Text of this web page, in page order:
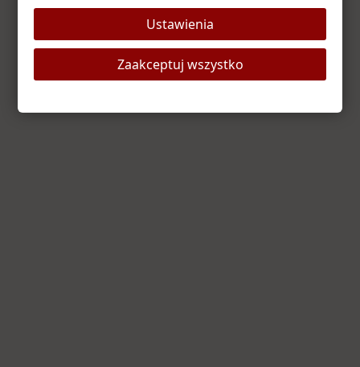
Odśwież stronę Strona główna
Ustawienia
Zaakceptuj wszystko